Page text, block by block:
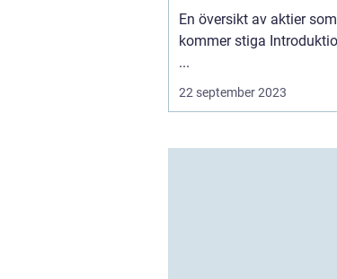
privatpersoner
En översikt av aktier som
kommer stiga Introduktion:
...
22 september 2023